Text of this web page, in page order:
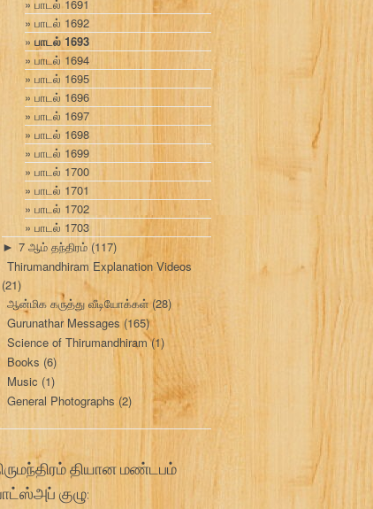
பாடல் 1691
பாடல் 1692
பாடல் 1693
பாடல் 1694
பாடல் 1695
பாடல் 1696
பாடல் 1697
பாடல் 1698
பாடல் 1699
பாடல் 1700
பாடல் 1701
பாடல் 1702
பாடல் 1703
► 7 ஆம் தந்திரம் (117)
Thirumandhiram Explanation Videos
(21)
ஆன்மிக கருத்து வீடியோக்கள்(28)
Gurunathar Messages (165)
Science of Thirumandhiram(1)
Books (6)
Music (1)
General Photographs (2)
தியான மண்டபம்
குழு: